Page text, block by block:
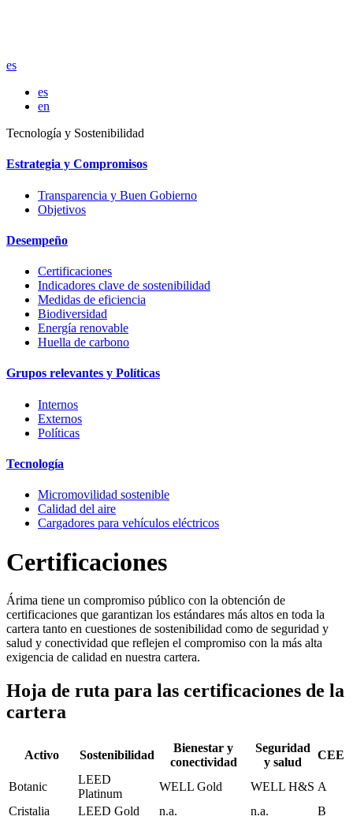
es
es
en
Tecnología y Sostenibilidad
Estrategia y Compromisos
Transparencia y Buen Gobierno
Objetivos
Desempeño
Certificaciones
Indicadores clave de sostenibilidad
Medidas de eficiencia
Biodiversidad
Energía renovable
Huella de carbono
Grupos relevantes y Políticas
Internos
Externos
Políticas
Tecnología
Micromovilidad sostenible
Calidad del aire
Cargadores para vehículos eléctricos
Certificaciones
Árima tiene un compromiso público con la obtención de
certificaciones que garantizan los estándares más altos en toda la
cartera tanto en cuestiones de sostenibilidad como de seguridad y
salud y conectividad que reflejen el compromiso con la más alta
exigencia de calidad en nuestra cartera.
Hoja de ruta para las certificaciones de la
cartera
Activo Sostenibilidad
Bienestar y
conectividad
Seguridad
y salud
CEE
Botanic
LEED
Platinum
WELL Gold WELL H&S A
Cristalia
LEED Gold n.a. n.a.
B